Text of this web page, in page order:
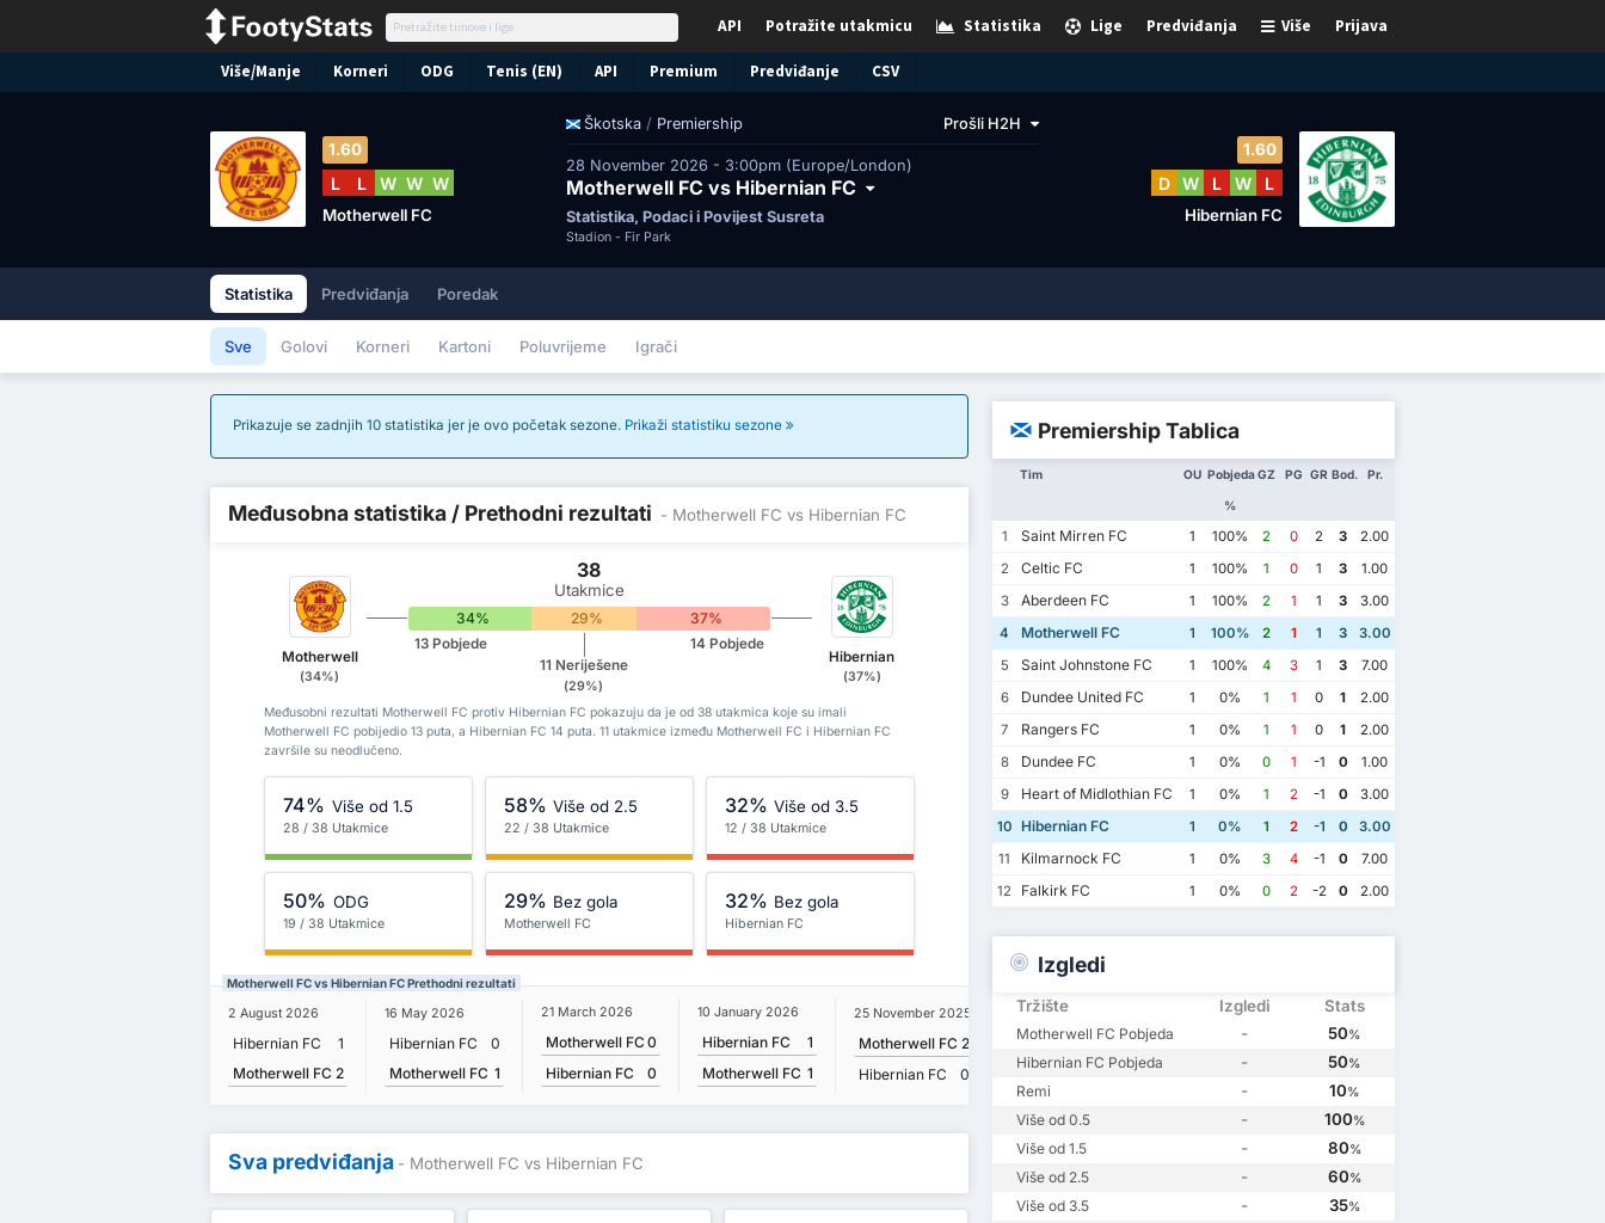
Prijava
Više
Predviđanja
Lige
Statistika
Potražite utakmicu
API
Više/Manje Korneri ODG Tenis (EN) API Premium Predviđanje CSV
Škotska / Premiership Prošli H2H
28 November 2026 - 3:00pm (Europe/London)
Motherwell FC vs Hibernian FC
Statistika, Podaci i Povijest Susreta
Stadion - Fir Park
1.60
L L W W W
Motherwell FC
1.60
D W L W L
Hibernian FC
Statistika Predviđanja Poredak
Sve Golovi Korneri Kartoni Poluvrijeme Igrači
Prikazuje se zadnjih 10 statistika jer je ovo početak sezone. Prikaži statistiku sezone
Međusobna statistika / Prethodni rezultati - Motherwell FC vs Hibernian FC
Motherwell
(34%)
38
Utakmice
34% 29% 37%
13 Pobjede
11 Neriješene
(29%)
14 Pobjede
Hibernian
(37%)
Međusobni rezultati Motherwell FC protiv Hibernian FC pokazuju da je od 38 utakmica koje su imali
Motherwell FC pobijedio 13 puta, a Hibernian FC 14 puta. 11 utakmice između Motherwell FC i Hibernian FC
završile su neodlučeno.
74% Više od 1.5
28 / 38 Utakmice
58% Više od 2.5
22 / 38 Utakmice
32% Više od 3.5
12 / 38 Utakmice
50% ODG
19 / 38 Utakmice
29% Bez gola
Motherwell FC
32% Bez gola
Hibernian FC
Motherwell FC vs Hibernian FC Prethodni rezultati
2 August 2026
Hibernian FC
1
Motherwell FC 2
16 May 2026
Hibernian FC
0
Motherwell FC 1
21 March 2026
Motherwell FC 0
Hibernian FC
0
10 January 2026
Hibernian FC
1
Motherwell FC 1
25 November 2025
Motherwell FC 2
Hibernian FC
0
11 January 2025
Hibernian FC
3
Motherwell FC 1
30 November 2024
Motherwell FC
5 October 2024
Hibernian FC
Motherwell FC
Sva predviđanja - Motherwell FC vs Hibernian FC
Premiership Tablica
Tim OU Pobjeda
%
GZ PG GR Bod. Pr.
1 Saint Mirren FC 1 100% 2 0 2 3
2.00
2
Celtic FC 1 100% 1 0 1 3
1.00
3
Aberdeen FC 1 100% 2 1 1 3
3.00
4
Motherwell FC 1 100% 2 1 1 3
3.00
5
Saint Johnstone FC 1 100% 4 3 1 3
7.00
6
Dundee United FC 1 0% 1 1 0 1
2.00
7
Rangers FC 1 0% 1 1 0 1
2.00
8
Dundee FC 1 0% 0 1 -1 0
1.00
9
Heart of Midlothian FC 1 0% 1 2 -1 0
3.00
10 Hibernian FC 1 0% 1 2 -1 0
3.00
11
Kilmarnock FC 1 0% 3 4 -1 0
7.00
12
Falkirk FC 1 0% 0 2 -2 0 2.00
Izgledi
Tržište Izgledi Stats
Motherwell FC Pobjeda - 50%
Hibernian FC Pobjeda - 50%
Remi - 10%
Više od 0.5 - 100%
Više od 1.5 - 80%
Više od 2.5 - 60%
Više od 3.5 - 35%